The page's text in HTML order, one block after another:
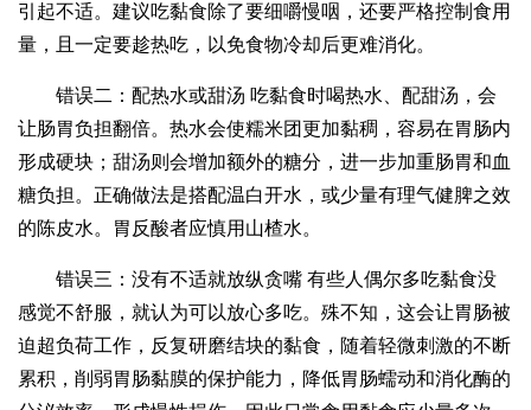
引起不适。建议吃黏食除了要细嚼慢咽，还要严格控制食用
量，且一定要趁热吃，以免食物冷却后更难消化。
错误二：配热水或甜汤 吃黏食时喝热水、配甜汤，会
让肠胃负担翻倍。热水会使糯米团更加黏稠，容易在胃肠内
形成硬块；甜汤则会增加额外的糖分，进一步加重肠胃和血
糖负担。正确做法是搭配温白开水，或少量有理气健脾之效
的陈皮水。胃反酸者应慎用山楂水。
错误三：没有不适就放纵贪嘴 有些人偶尔多吃黏食没
感觉不舒服，就认为可以放心多吃。殊不知，这会让胃肠被
迫超负荷工作，反复研磨结块的黏食，随着轻微刺激的不断
累积，削弱胃肠黏膜的保护能力，降低胃肠蠕动和消化酶的